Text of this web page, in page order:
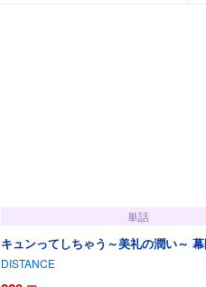
単話
キュンってしちゃう～美礼の潤い～
DISTANCE